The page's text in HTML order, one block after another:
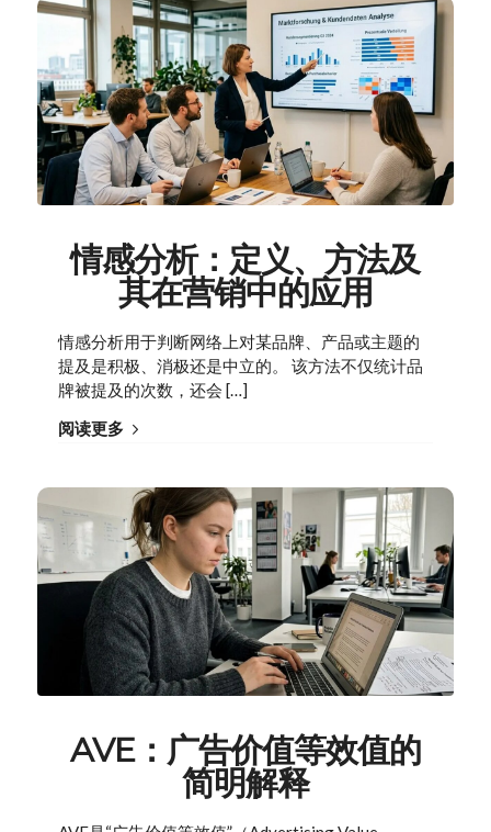
情感分析：定义、方法及
其在营销中的应用
情感分析用于判断网络上对某品牌、产品或主题的
提及是积极、消极还是中立的。 该方法不仅统计品
牌被提及的次数，还会 […]
阅读更多
AVE：广告价值等效值的
简明解释